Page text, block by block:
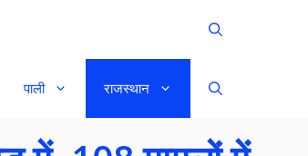
पाली राजस्थान